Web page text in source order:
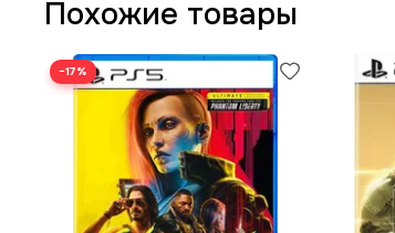
Похожие товары
−17%